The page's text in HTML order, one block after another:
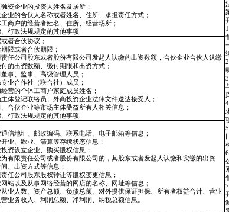
独资企业的投资人姓名及居所；
企业的合伙人名称或者姓名、住所、承担责任方式；
工商户的经营者姓名、住所、经营场所；
、行政法规规定的其他事项
或者合伙协议；
期限或者合伙期限；
责任公司股东或者股份有限公司发起人认缴的出资数额，合伙企业合伙人认缴
的出资数额、缴付期限和出资方式；
董事、监事、高级管理人员；
专业合作社（联合社）成员；
经营的个体工商户家庭成员姓名；
主体登记联络员、外商投资企业法律文件送达接受人；
、合伙企业等市场主体受益所有人相关信息；
、行政法规规定的其他事项.
通信地址、邮政编码、联系电话、电子邮箱等信息；
开业、歇业、清算等存续状态信息；
投资设立企业、购买股权信息；
为有限责任公司或者股份有限公司的，其股东或者发起人认缴和实缴的出资
、出资方式等信息；
责任公司股东股权转让等股权变更信息；
网站以及从事网络经营的网店的名称、网址等信息；
从业人数、资产总额、负债总额、对外提供保证担保、所有者权益合计、营业
业务收入、利润总额、净利润、纳税总额信息。